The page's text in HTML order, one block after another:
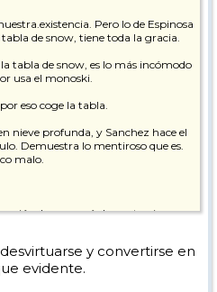
Pero lo de Espinosa
de snow, tiene toda la gracia.
tabla de snow, es lo más incómodo
usa el monoski.
eso coge la tabla.
nieve profunda, y Sanchez hace el
Demuestra lo mentiroso que es.
malo.
lo raro sería lo contrario.
estupidez. Y por culpa de la política
y convertirse en
evidente.